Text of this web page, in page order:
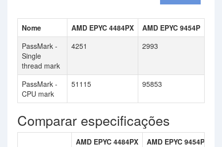
Nome AMD EPYC 4484PX
AMD EPYC 9454P
PassMark -
Single
thread mark
4251 2993
PassMark -
CPU mark
51115 95853
Comparar especificações
AMD EPYC 4484PX AMD EPYC 9454P